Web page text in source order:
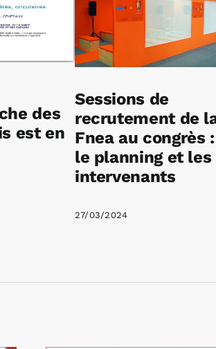
des
est en
Sessions de
recrutement de
Fnea au congrès :
le planning et les
intervenants
27/03/2024